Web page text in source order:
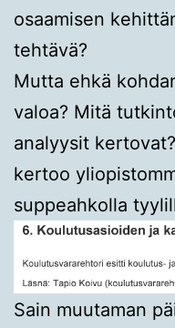
osaamisen
tehtävä?
Mutta ehkä
valoa? Mitä
analyysit
kertoo
suppeahkolla
Sain muutaman